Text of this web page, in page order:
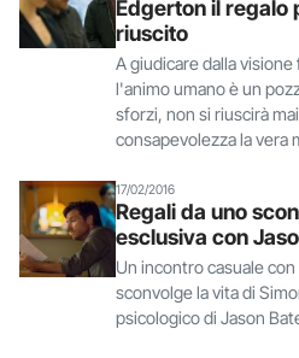
Edgerton il regalo
riuscito
A giudicare dalla
l'animo umano è un
sforzi, non si riuscirà
consapevolezza la vera
17/02/2016
Regali da uno
esclusiva con
Un incontro casuale
sconvolge la vita di
psicologico di Jason